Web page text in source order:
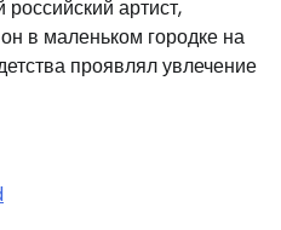
артист,
в маленьком городке на
проявлял увлечение